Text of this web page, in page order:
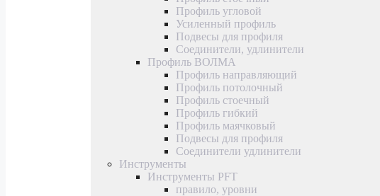
Профиль угловой
Усиленный профиль
Подвесы для профиля
Соединители, удлинители
Профиль ВОЛМА
Профиль направляющий
Профиль потолочный
Профиль стоечный
Профиль гибкий
Профиль маячковый
Подвесы для профиля
Соединители удлинители
Инструменты
Инструменты PFT
правило, уровни